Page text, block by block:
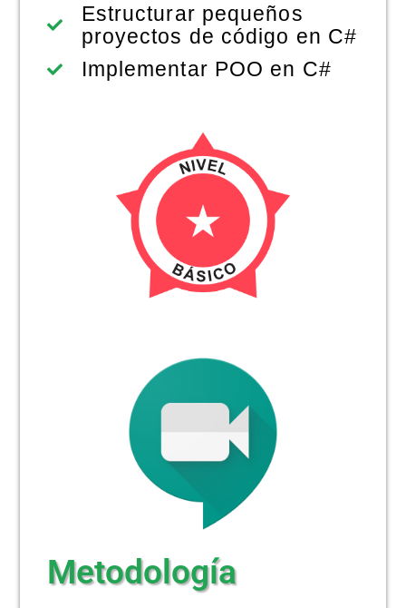
Estructurar pequeños
proyectos de código en C#
Implementar POO en C#
Metodología